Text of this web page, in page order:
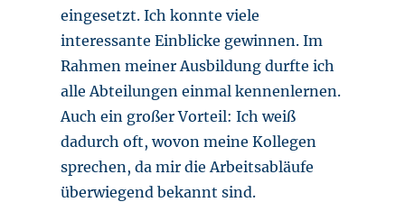
eingesetzt. Ich konnte viele
interessante Einblicke gewinnen. Im
Rahmen meiner Ausbildung durfte ich
alle Abteilungen einmal kennenlernen.
Auch ein großer Vorteil: Ich weiß
dadurch oft, wovon meine Kollegen
sprechen, da mir die Arbeitsabläufe
überwiegend bekannt sind.